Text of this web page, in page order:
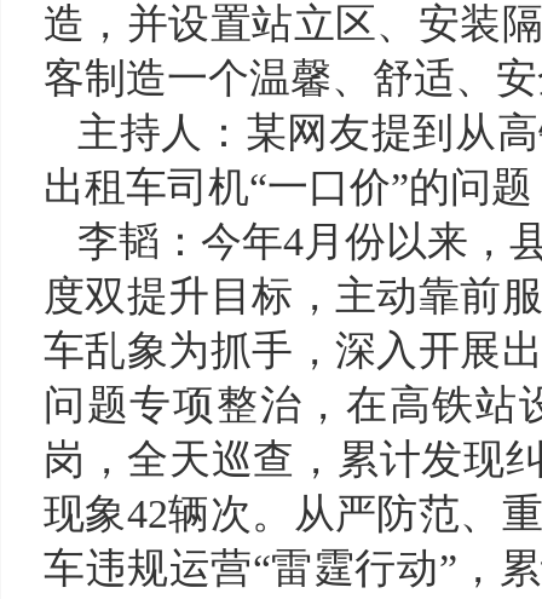
造，并设置站立区、安装
客制造一个温馨、舒适、
主持人：某网友提到从
出租车司机“一口价”的问
李韬： 今年4月份以来，
度双提升目标，主动靠前
车乱象为抓手， 深入开展
问题专项整治，在高铁站
岗，全天巡查， 累计发现
现象42辆次。
从严防范、
车违规运营“雷霆行动”，